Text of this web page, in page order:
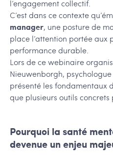
l’engagement collectif.
C’est dans ce contexte
manager, une posture de
place l’attention portée
performance durable.
Lors de ce webinaire
Nieuwenborgh,
présenté les fondamentaux
que plusieurs outils
Pourquoi la santé
devenue un enjeu